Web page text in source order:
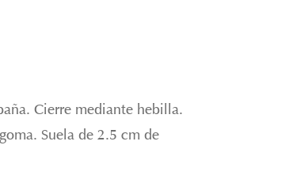
Cierre mediante hebilla.
Suela de 2.5 cm de